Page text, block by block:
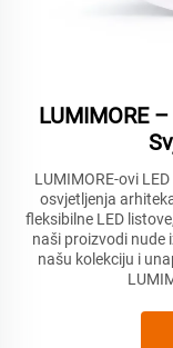
LUMIMORE
LUMIMORE-ovi
osvjetljenja
fleksibilne LED
naši proizvodi nude
našu kolekciju i